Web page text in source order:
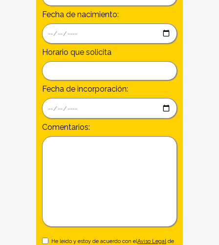
Fecha de nacimiento:
Horario que solicita
Fecha de incorporación:
Comentarios:
He leido y estoy de acuerdo con elAviso Legalde